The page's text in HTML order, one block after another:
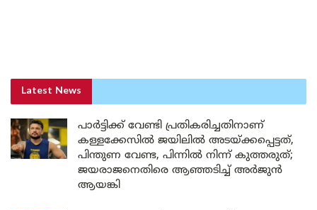
Latest News
പാർട്ടിക്ക് വേണ്ടി പ്രതികരിച്ചതിനാണ്
കള്ളക്കേസിൽ ജയിലിൽ അടയ്ക്കപ്പെട്ടത്,
പിന്തുണ വേണ്ട, പിന്നിൽ നിന്ന് കുത്തരുത്;
ജയരാജനെതിരെ ആഞ്ഞടിച്ച് അർജുൻ
ആയങ്കി